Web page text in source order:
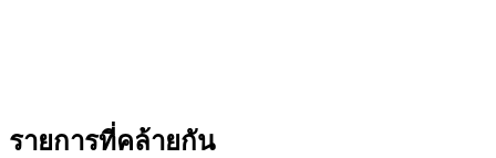
รายการที่คล้ายกัน